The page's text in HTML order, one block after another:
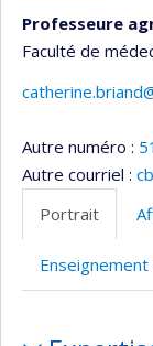
Professeure
Faculté de
Autre numéro :
Autre courriel :
Portrait